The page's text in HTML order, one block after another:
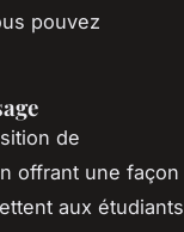
pouvez
de
offrant une façon
aux étudiants